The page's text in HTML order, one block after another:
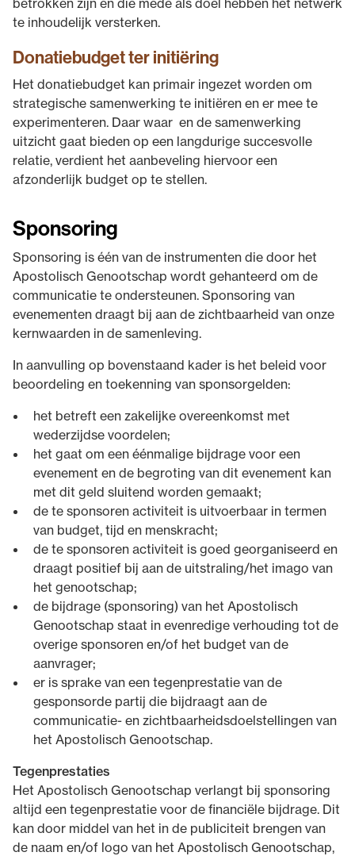
betrokken zijn en die mede als doel hebben het netwerk
te inhoudelijk versterken.
Donatiebudget ter initiëring
Het donatiebudget kan primair ingezet worden om
strategische samenwerking te initiëren en er mee te
experimenteren. Daar waar en de samenwerking
uitzicht gaat bieden op een langdurige succesvolle
relatie, verdient het aanbeveling hiervoor een
afzonderlijk budget op te stellen.
Sponsoring
Sponsoring is één van de instrumenten die door het
Apostolisch Genootschap wordt gehanteerd om de
communicatie te ondersteunen. Sponsoring van
evenementen draagt bij aan de zichtbaarheid van onze
kernwaarden in de samenleving.
In aanvulling op bovenstaand kader is het beleid voor
beoordeling en toekenning van sponsorgelden:
het betreft een zakelijke overeenkomst met
wederzijdse voordelen;
het gaat om een éénmalige bijdrage voor een
evenement en de begroting van dit evenement kan
met dit geld sluitend worden gemaakt;
de te sponsoren activiteit is uitvoerbaar in termen
van budget, tijd en menskracht;
de te sponsoren activiteit is goed georganiseerd en
draagt positief bij aan de uitstraling/het imago van
het genootschap;
de bijdrage (sponsoring) van het Apostolisch
Genootschap staat in evenredige verhouding tot de
overige sponsoren en/of het budget van de
aanvrager;
er is sprake van een tegenprestatie van de
gesponsorde partij die bijdraagt aan de
communicatie- en zichtbaarheidsdoelstellingen van
het Apostolisch Genootschap.
Tegenprestaties
Het Apostolisch Genootschap verlangt bij sponsoring
altijd een tegenprestatie voor de financiële bijdrage. Dit
kan door middel van het in de publiciteit brengen van
de naam en/of logo van het Apostolisch Genootschap,